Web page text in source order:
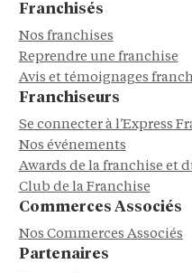
Franchisés
Nos franchises
Reprendre une franchise
Avis et témoignages
Franchiseurs
Se connecter à l'Express
Nos événements
Awards de la franchise et
Club de la Franchise
Commerces Associés
Nos Commerces Associés
Partenaires